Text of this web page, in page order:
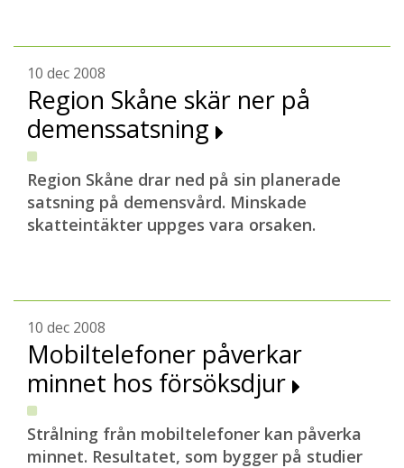
10 dec 2008
Region Skåne skär ner på
demenssatsning
Region Skåne drar ned på sin planerade
satsning på demensvård. Minskade
skatteintäkter uppges vara orsaken.
10 dec 2008
Mobiltelefoner påverkar
minnet hos försöksdjur
Strålning från mobiltelefoner kan påverka
minnet. Resultatet, som bygger på studier